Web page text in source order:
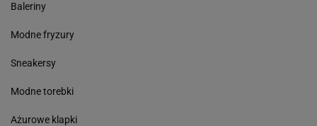
Baleriny
Modne fryzury
Sneakersy
Modne torebki
Ażurowe klapki